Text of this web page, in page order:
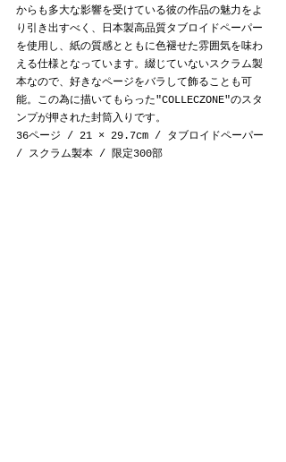
からも多大な影響を受けている彼の作品の魅力をよ
り引き出すべく、日本製高品質タブロイドペーパー
を使用し、紙の質感とともに色褪せた雰囲気を味わ
える仕様となっています。綴じていないスクラム製
本なので、好きなページをバラして飾ることも可
能。この為に描いてもらった"COLLECZONE"のスタ
ンプが押された封筒入りです。
36ページ / 21 × 29.7cm / タブロイドペーパー
/ スクラム製本 / 限定300部